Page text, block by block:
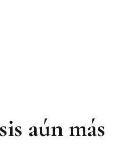
aún más